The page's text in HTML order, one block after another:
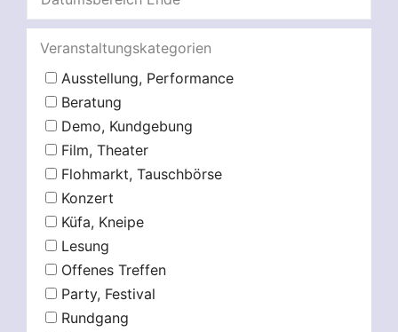
Veranstaltungskategorien
Ausstellung, Performance
Beratung
Demo, Kundgebung
Film, Theater
Flohmarkt, Tauschbörse
Konzert
Küfa, Kneipe
Lesung
Offenes Treffen
Party, Festival
Rundgang